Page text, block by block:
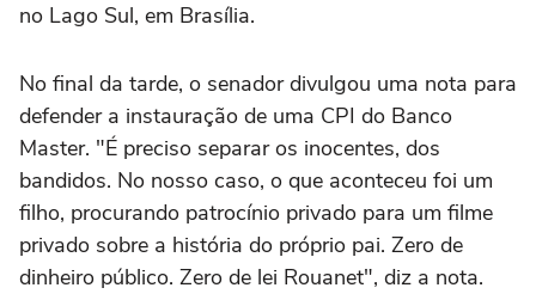
no Lago Sul, em Brasília.
No final da tarde, o senador divulgou uma nota para
defender a instauração de uma CPI do Banco
Master. "É preciso separar os inocentes, dos
bandidos. No nosso caso, o que aconteceu foi um
filho, procurando patrocínio privado para um filme
privado sobre a história do próprio pai. Zero de
dinheiro público. Zero de lei Rouanet", diz a nota.